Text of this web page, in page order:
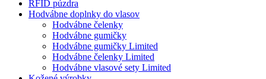
RFID púzdra
Hodvábne doplnky do vlasov
Hodvábne čelenky
Hodvábne gumičky
Hodvábne gumičky Limited
Hodvábne čelenky Limited
Hodvábne vlasové sety Limited